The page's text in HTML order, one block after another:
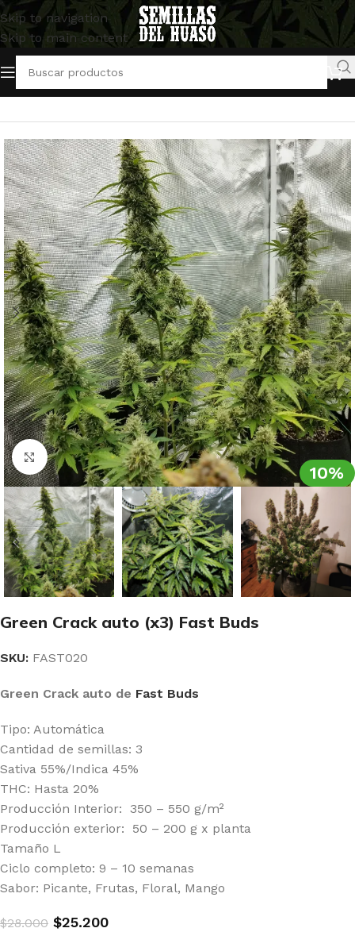
Skip to navigation
Skip to main content
Inicio/Semillas Autoflorecientes/FastBuds
10%
Clic para ampliar
Green Crack auto (x3) Fast Buds
SKU: FAST020
Green Crack auto de Fast Buds
Tipo: Automática
Cantidad de semillas: 3
Sativa 55%/Indica 45%
THC: Hasta 20%
Producción Interior: 350 – 550 g/m²
Producción exterior: 50 – 200 g x planta
Tamaño L
Ciclo completo: 9 – 10 semanas
Sabor: Picante, Frutas, Floral, Mango
$28.000 $25.200